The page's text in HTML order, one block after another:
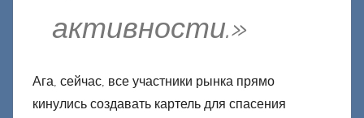
активности.»
Ага, сейчас, все участники рынка прямо
кинулись создавать картель для спасения